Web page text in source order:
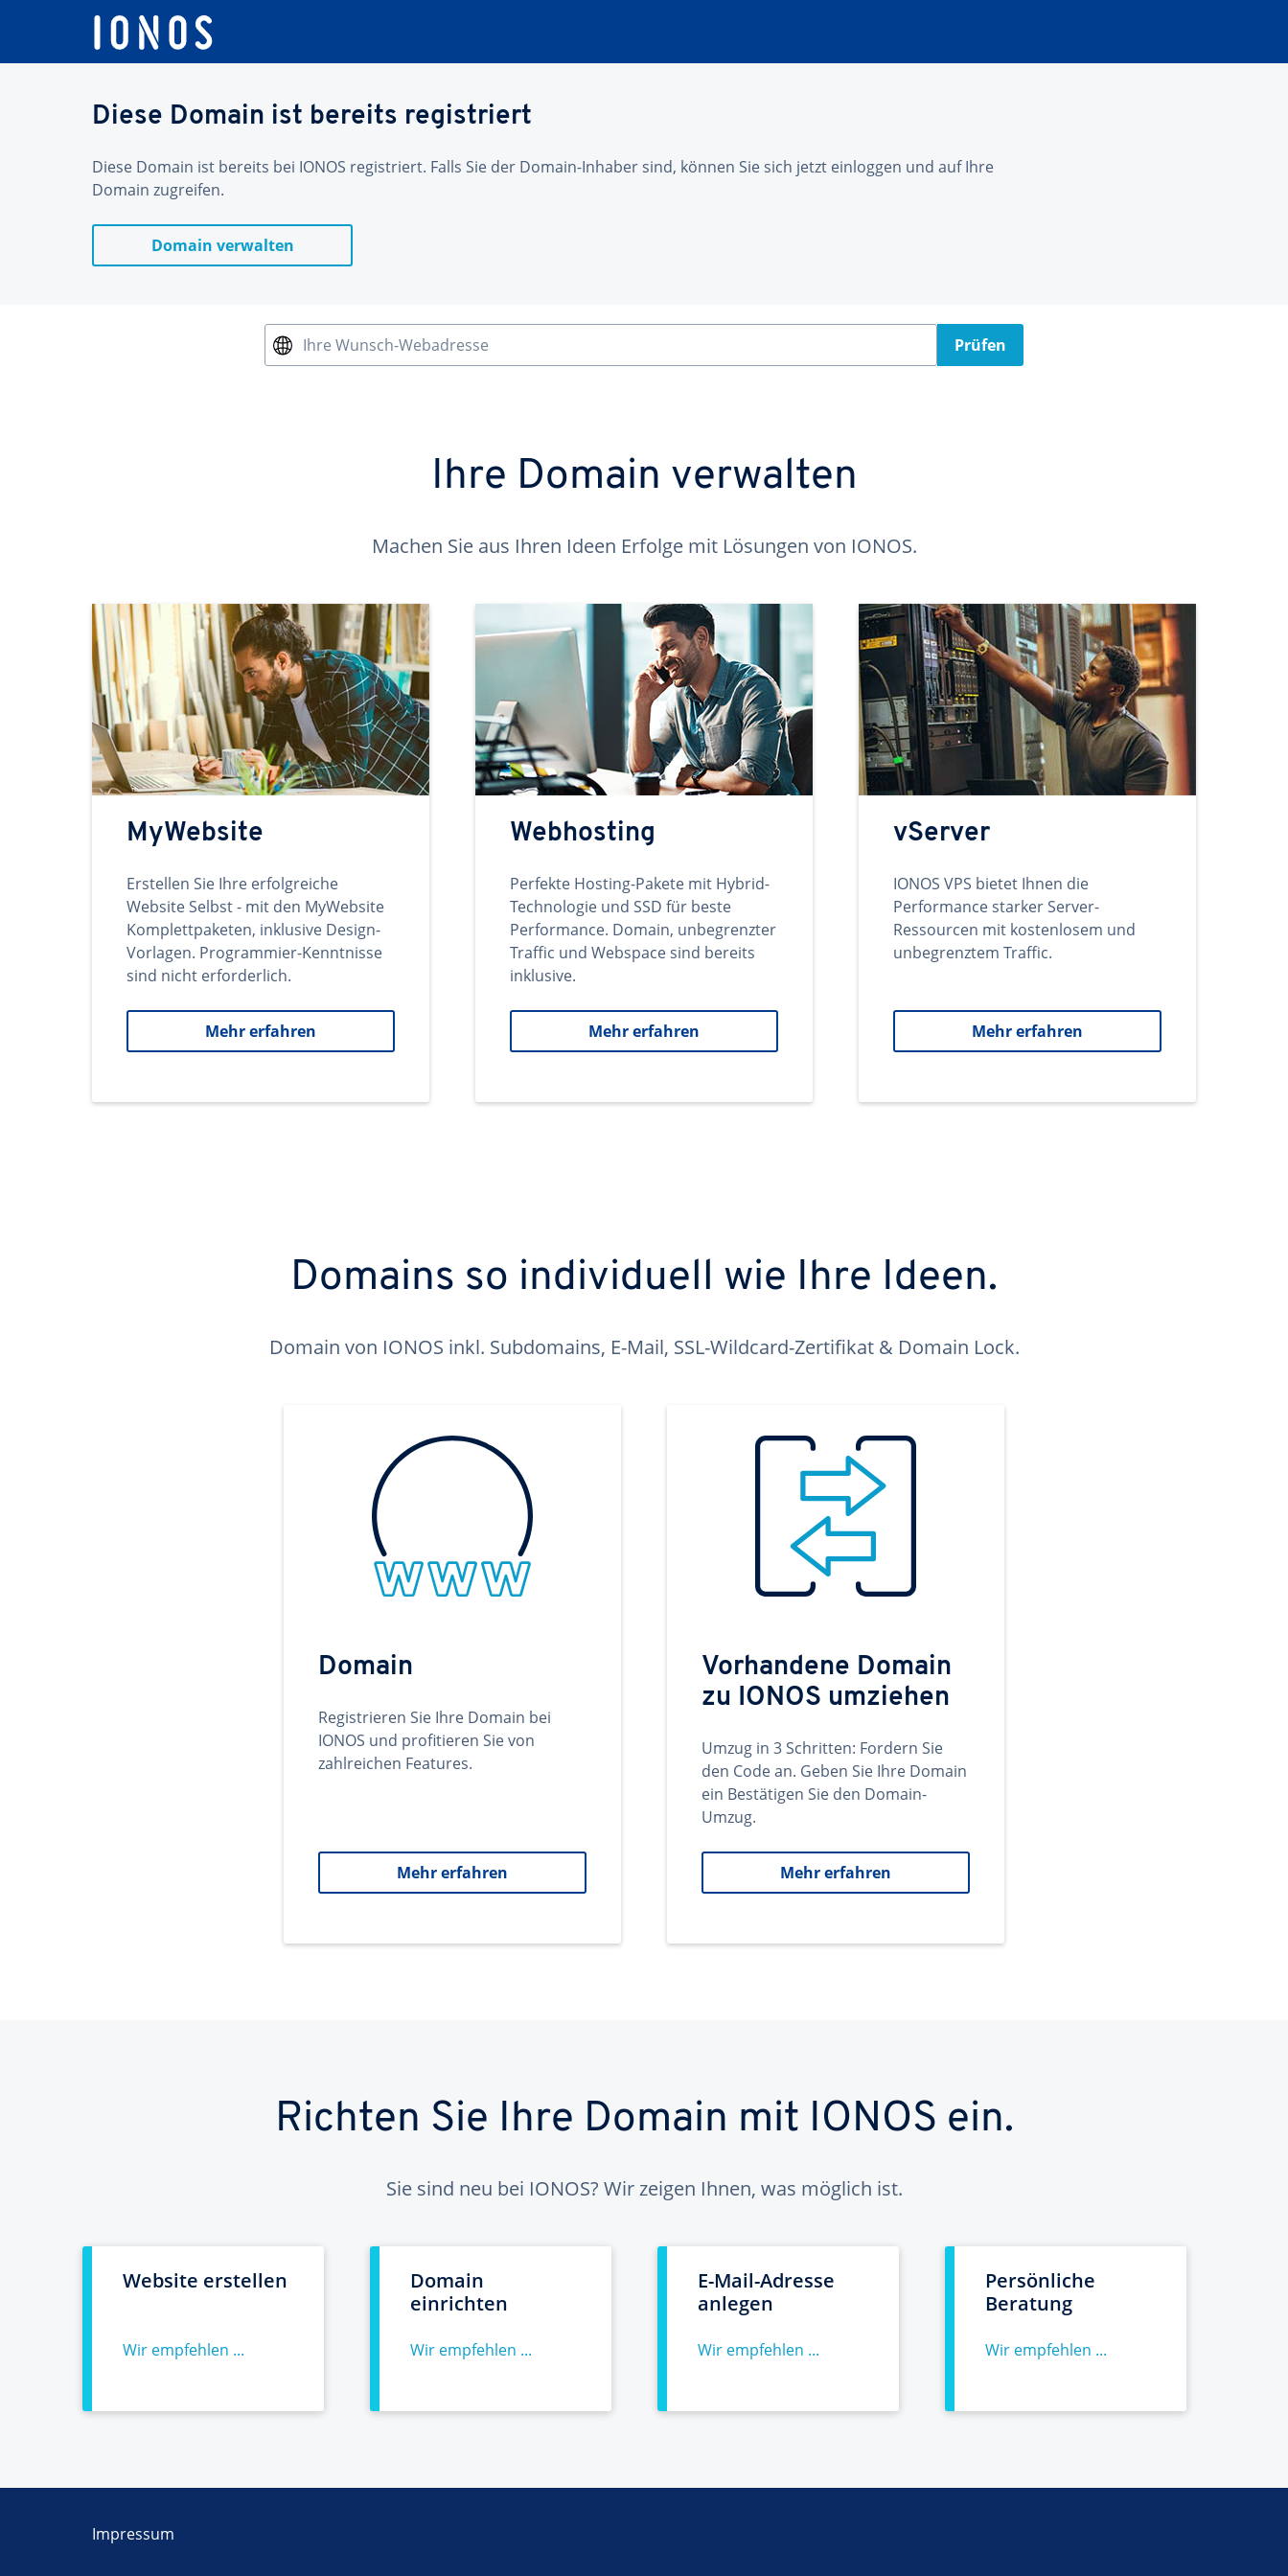
Diese Domain ist bereits registriert
Diese Domain ist bereits bei IONOS registriert. Falls Sie der Domain-Inhaber sind, können Sie sich jetzt einloggen und auf Ihre
Domain zugreifen.
Domain verwalten
Ihre Wunsch-Webadresse Prüfen
Ihre Domain verwalten
Machen Sie aus Ihren Ideen Erfolge mit Lösungen von IONOS.
MyWebsite
Erstellen Sie Ihre erfolgreiche
Website Selbst - mit den MyWebsite
Komplettpaketen, inklusive Design-
Vorlagen. Programmier-Kenntnisse
sind nicht erforderlich.
Mehr erfahren
Webhosting
Perfekte Hosting-Pakete mit Hybrid-
Technologie und SSD für beste
Performance. Domain, unbegrenzter
Traffic und Webspace sind bereits
inklusive.
Mehr erfahren
vServer
IONOS VPS bietet Ihnen die
Performance starker Server-
Ressourcen mit kostenlosem und
unbegrenztem Traffic.
Mehr erfahren
Domains so individuell wie Ihre Ideen.
Domain von IONOS inkl. Subdomains, E-Mail, SSL-Wildcard-Zertifikat & Domain Lock.
Domain
Registrieren Sie Ihre Domain bei
IONOS und profitieren Sie von
zahlreichen Features.
Mehr erfahren
Vorhandene Domain
zu IONOS umziehen
Umzug in 3 Schritten: Fordern Sie
den Code an. Geben Sie Ihre Domain
ein Bestätigen Sie den Domain-
Umzug.
Mehr erfahren
Richten Sie Ihre Domain mit IONOS ein.
Sie sind neu bei IONOS? Wir zeigen Ihnen, was möglich ist.
Website erstellen
Wir empfehlen ...
Domain
einrichten
Wir empfehlen ...
E-Mail-Adresse
anlegen
Wir empfehlen ...
Persönliche
Beratung
Wir empfehlen ...
Impressum